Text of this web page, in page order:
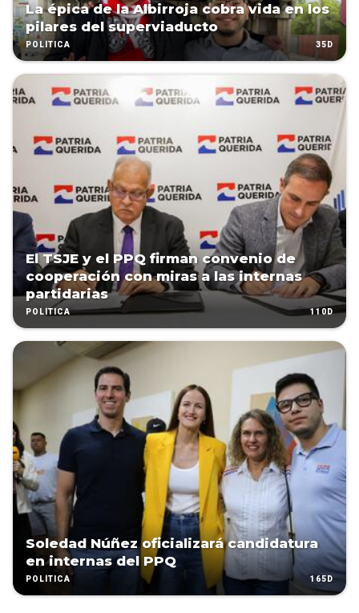
La épica de la Albirroja cobra vida en los
pilares del superviaducto
POLÍTICA 35D
El TSJE y el PPQ firman convenio de
cooperación con miras a las internas
partidarias
POLÍTICA 110D
Soledad Núñez oficializará candidatura
en internas del PPQ
POLÍTICA 165D